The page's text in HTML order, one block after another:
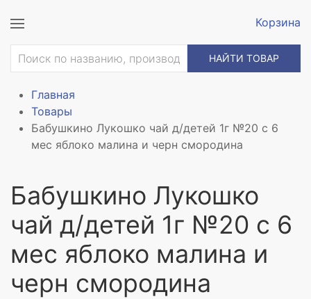
Корзина
НАЙТИ ТОВАР
Главная
Товары
Бабушкино Лукошко чай д/детей 1г №20 с 6
мес яблоко малина и черн смородина
Бабушкино Лукошко
чай д/детей 1г №20 с 6
мес яблоко малина и
черн смородина